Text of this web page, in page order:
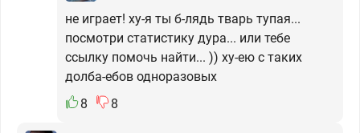
не играет! ху-я ты б-лядь тварь тупая...
посмотри статистику дура... или тебе
ссылку помочь найти... )) ху-ею с таких
долба-ебов одноразовых
8
8